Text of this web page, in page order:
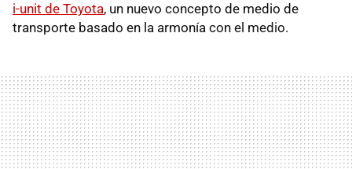
i-unit de Toyota, un nuevo concepto de medio de
transporte basado en la armonía con el medio.